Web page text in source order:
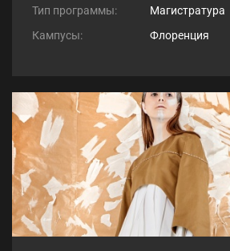
Тип программы:
Магистратура
Кампусы:
Флоренция